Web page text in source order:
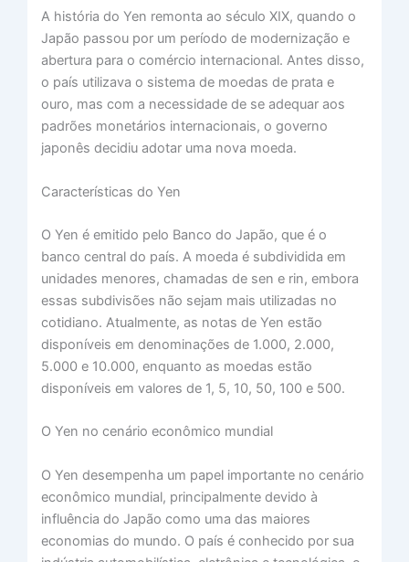
A história do Yen remonta ao século XIX, quando o
Japão passou por um período de modernização e
abertura para o comércio internacional. Antes disso,
o país utilizava o sistema de moedas de prata e
ouro, mas com a necessidade de se adequar aos
padrões monetários internacionais, o governo
japonês decidiu adotar uma nova moeda.
Características do Yen
O Yen é emitido pelo Banco do Japão, que é o
banco central do país. A moeda é subdividida em
unidades menores, chamadas de sen e rin, embora
essas subdivisões não sejam mais utilizadas no
cotidiano. Atualmente, as notas de Yen estão
disponíveis em denominações de 1.000, 2.000,
5.000 e 10.000, enquanto as moedas estão
disponíveis em valores de 1, 5, 10, 50, 100 e 500.
O Yen no cenário econômico mundial
O Yen desempenha um papel importante no cenário
econômico mundial, principalmente devido à
influência do Japão como uma das maiores
economias do mundo. O país é conhecido por sua